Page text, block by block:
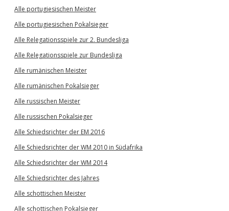
Alle portugiesischen Meister
Alle portugiesischen Pokalsieger
Alle Relegationsspiele zur 2. Bundesliga
Alle Relegationsspiele zur Bundesliga
Alle rumänischen Meister
Alle rumänischen Pokalsieger
Alle russischen Meister
Alle russischen Pokalsieger
Alle Schiedsrichter der EM 2016
Alle Schiedsrichter der WM 2010 in Südafrika
Alle Schiedsrichter der WM 2014
Alle Schiedsrichter des Jahres
Alle schottischen Meister
Alle schottischen Pokalsieger